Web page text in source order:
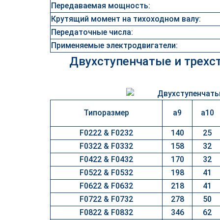
Передаваемая мощность:
Крутящий момент на тихоходном валу:
Передаточные числа:
Применяемые электродвигатели:
Двухступенчатые и
Типоразмер a9 a10
F0222 & F0232 140
25
F0322 & F0332
158
32
F0422 & F0432
170
32
F0522 & F0532
198
41
F0622 & F0632
218
41
F0722 & F0732
278
50
F0822 & F0832
346 62